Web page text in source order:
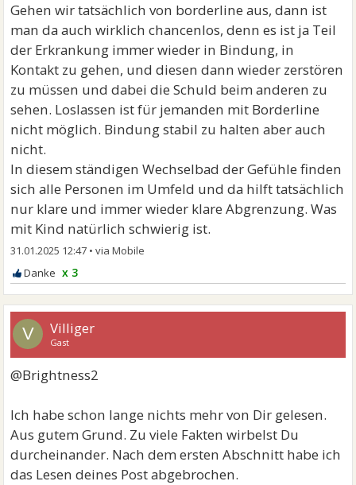
Gehen wir tatsächlich von borderline aus, dann ist
man da auch wirklich chancenlos, denn es ist ja Teil
der Erkrankung immer wieder in Bindung, in
Kontakt zu gehen, und diesen dann wieder zerstören
zu müssen und dabei die Schuld beim anderen zu
sehen. Loslassen ist für jemanden mit Borderline
nicht möglich. Bindung stabil zu halten aber auch
nicht.
In diesem ständigen Wechselbad der Gefühle finden
sich alle Personen im Umfeld und da hilft tatsächlich
nur klare und immer wieder klare Abgrenzung. Was
mit Kind natürlich schwierig ist.
31.01.2025 12:47 •
x 3
V Villiger
Gast
@Brightness2
Ich habe schon lange nichts mehr von Dir gelesen.
Aus gutem Grund. Zu viele Fakten wirbelst Du
durcheinander. Nach dem ersten Abschnitt habe ich
das Lesen deines Post abgebrochen.